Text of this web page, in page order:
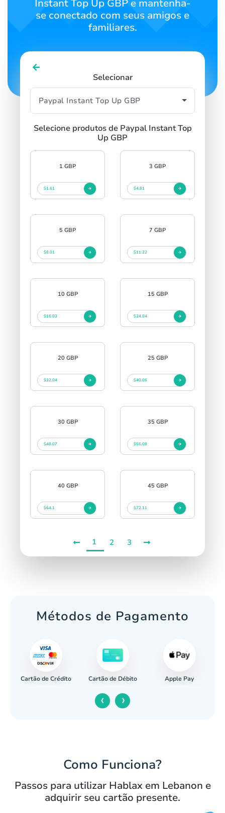
Instant Top Up GBP e mantenha-
se conectado com seus amigos e
familiares.
Selecionar
Selecione produtos de Paypal Instant Top
Up GBP
1 GBP
$1.61
3 GBP
$4.81
5 GBP
$8.01
7 GBP
$11.22
10 GBP
$16.03
15 GBP
$24.04
20 GBP
$32.04
25 GBP
$40.06
30 GBP
$48.07
35 GBP
$56.08
40 GBP
$64.1
45 GBP
$72.11
1 2 3
Métodos de Pagamento
Cartão de Crédito Cartão de Débito Apple Pay
‹ ›
Como Funciona?
Passos para utilizar Hablax em Lebanon e
adquirir seu cartão presente.